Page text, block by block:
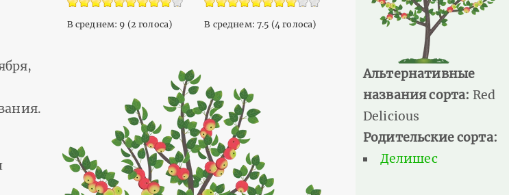
В среднем:7.5 (4 голоса)
В среднем: 9 (2 голоса)
Альтернативные
названия сорта: Red
Delicious
Родительские сорта:
Делишес